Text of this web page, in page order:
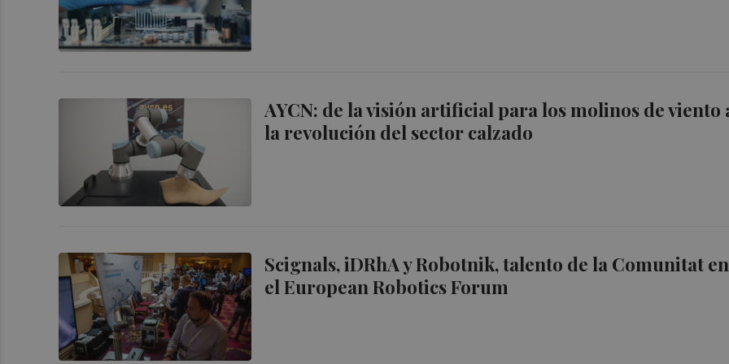
AYCN: de la visión artificial para los molinos de viento
la revolución del sector calzado
Scignals, iDRhA y Robotnik, talento de la Comunitat en
el European Robotics Forum